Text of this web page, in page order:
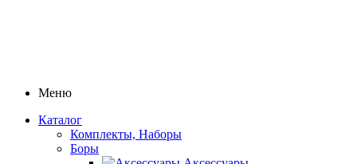
Меню
Каталог
Комплекты, Наборы
Боры